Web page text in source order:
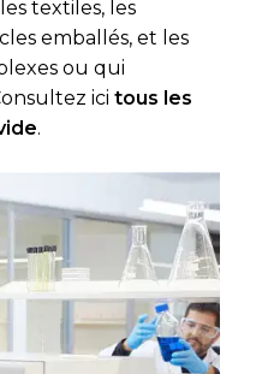
textiles, les
emballés, et les
ou qui
ici tous les
.